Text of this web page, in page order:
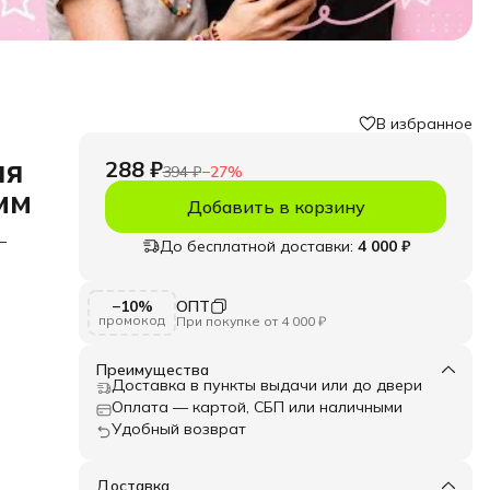
В избранное
288 ₽394 ₽−27%
Добавить в корзину
До бесплатной доставки: 4 000 ₽
−10%
промокод
ОПТ
При покупке от 4 000 ₽
Преимущества
Доставка в пункты выдачи или до двери
Оплата — картой, СБП или наличными
Удобный возврат
Доставка